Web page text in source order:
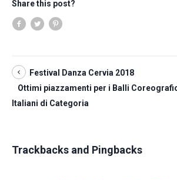
Share this post?
Festival Danza Cervia 2018
Ottimi piazzamenti per i Balli
Italiani di Categoria
Trackbacks and Pingbacks